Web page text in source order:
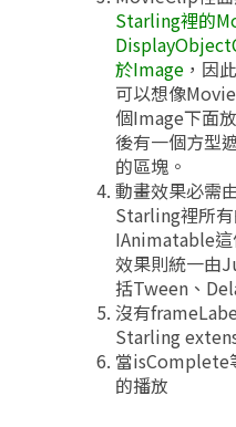
Starling裡的
於Image ，因
可以想像
個Image下面
後有一個方型
的區塊。
動畫效果必需
Starling裡所
IAnimatable
效果則統一由
括Tween、
沒有
Starling
當isComplete
的播放